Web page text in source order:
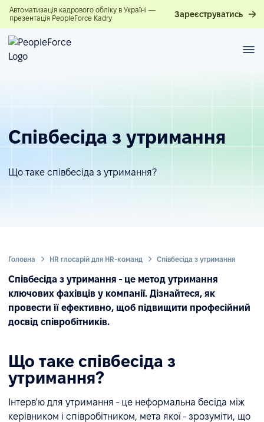
Автоматизація кадрового обліку в Україні —
презентація PeopleForce Kadry
Зареєструватись
Співбесіда з утримання
Що таке співбесіда з утримання?
Головна HR глосарій для HR-команд Співбесіда з утримання
Співбесіда з утримання - це метод утримання
ключових фахівців у компанії. Дізнайтеся, як
провести її ефективно, щоб підвищити професійний
досвід співробітників.
Що таке співбесіда з
утримання?
Інтерв'ю для утримання - це неформальна бесіда між
керівником і співробітником, мета якої - зрозуміти, що